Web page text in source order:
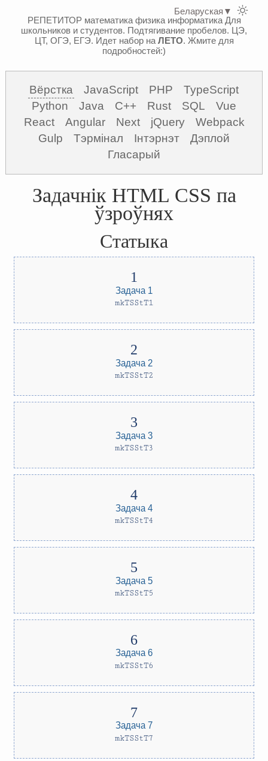
РЕПЕТИТОР математика физика информатикаДля
школьников и студентов. Подтягивание пробелов. ЦЭ,
ЦТ, ОГЭ, ЕГЭ. Идет набор на ЛЕТО. Жмите для
подробностей:)
Вёрстка JavaScript PHP
TypeScript
Python
Java C++ Rust SQL
Vue
React
Angular Next jQuery
Webpack
Gulp
Тэрмінал Інтэрнэт
Дэплой
Гласарый
Задачнік HTML CSS па
ўзроўнях
Статыка
Задача 1
mkTSStT1
Задача 2
mkTSStT2
Задача 3
mkTSStT3
Задача 4
mkTSStT4
Задача 5
mkTSStT5
Задача 6
mkTSStT6
Задача 7
mkTSStT7
Беларуская ▼